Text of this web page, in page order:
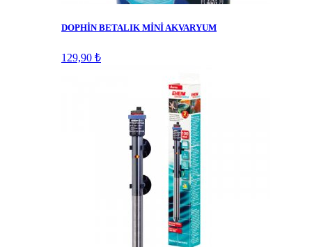
DOPHİN BETALIK MİNİ AKVARYUM
129,90 ₺